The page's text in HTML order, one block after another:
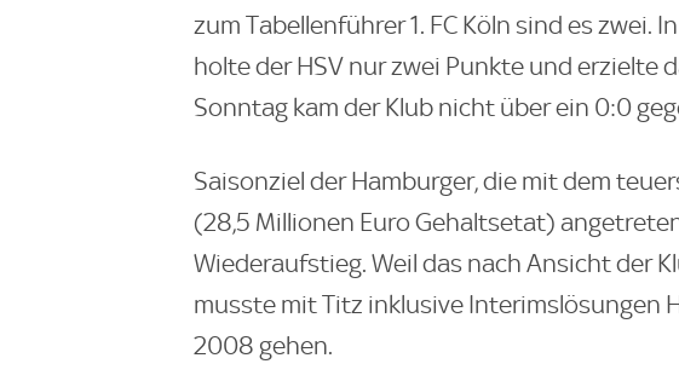
zum Tabellenführer 1. FC Köln sind es zwei.
holte der HSV nur zwei Punkte und erzielte
Sonntag kam der Klub nicht über ein 0:0
Saisonziel der Hamburger, die mit dem
(28,5 Millionen Euro Gehaltsetat)
Wiederaufstieg. Weil das nach Ansicht der
musste mit Titz inklusive Interimslösungen
2008 gehen.